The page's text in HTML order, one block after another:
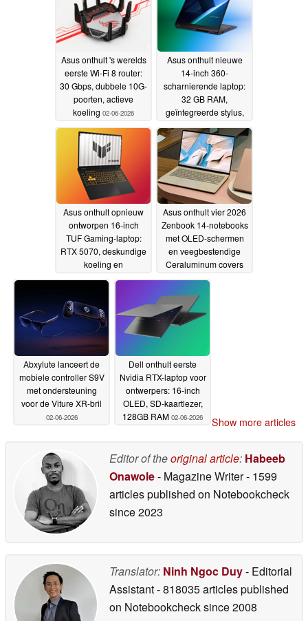
Asus onthult 's werelds
eerste Wi-Fi 8 router:
30 Gbps, dubbele 10G-
poorten, actieve
koeling 02-06-2026
Asus onthult nieuwe
14-inch 360-
scharnierende laptop:
32 GB RAM,
geïntegreerde stylus,
02-06-
2026
Asus onthult opnieuw
ontworpen 16-inch
TUF Gaming-laptop:
RTX 5070, deskundige
koeling en
02-06-
Asus onthult vier 2026
Zenbook 14-notebooks
met OLED-schermen
en veegbestendige
Ceraluminum covers
02-06-2026
Abxylute lanceert de
mobiele controller S9V
met ondersteuning
voor de Viture XR-bril
02-06-2026
Dell onthult eerste
Nvidia RTX-laptop voor
ontwerpers: 16-inch
OLED, SD-kaartlezer,
128GB RAM 02-06-2026 Show more articles
Editor of theoriginal article: Habeeb
Onawole- Magazine Writer- 1599
articles published on Notebookcheck
since 2023
Translator: Ninh Ngoc Duy- Editorial
Assistant- 818035 articles published
on Notebookchecksince 2008